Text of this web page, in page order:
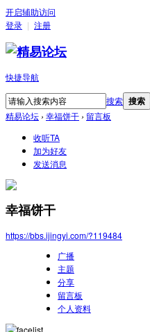
开启辅助访问
登录 | 注册
快捷导航
搜索 搜索
精易论坛› 幸福饼干› 留言板
收听TA
加为好友
发送消息
幸福饼干
https://bbs.ijingyi.com/?119484
广播
主题
分享
留言板
个人资料